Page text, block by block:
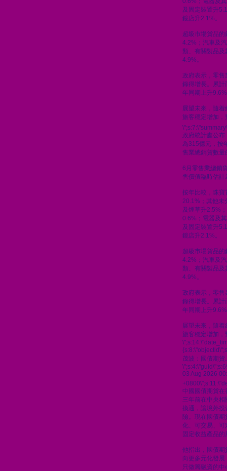
及固定裝置升
鏡店升2.1%。
超級市場貨品
4.2%；汽車及
類、有關製品
4.9%。
政府表示，零
錄得增長。累計
年同期上升
展望未來，隨
旅客穩定增加，
政府統計處公
為315億元，按
售業總銷貨數
6月零售業總銷
售價值臨時估
按年比較，珠寶
20.1%；其他未
及煙草升2.5%
0.6%；電器及
及固定裝置升
鏡店升2.1%。
超級市場貨品
4.2%；汽車及
類、有關製品
4.9%。
政府表示，零
錄得增長。累計
年同期上升
展望未來，隨
旅客穩定增加，
茂波：國債期
03 Aug 2026
中國國債期貨在
三年前在中央
換通，讓境外投
險。現在國債
化、可交易、可
固定收益產品
他指出，國債期
向更多元化發
只做籌融資的